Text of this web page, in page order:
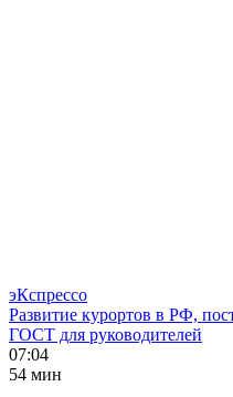
эКспрессо
Развитие курортов в РФ,
ГОСТ для руководителей
07:04
54 мин